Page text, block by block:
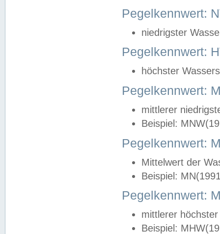
Pegelkennwert:
niedrigster
Pegelkennwert:
höchster
Pegelkennwert:
mittlerer
Beispiel:
Pegelkennwert:
Mittelwert der
Beispiel:
Pegelkennwert:
mittlerer
Beispiel: